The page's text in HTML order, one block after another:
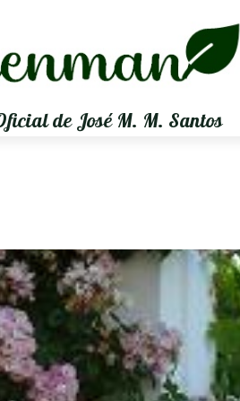
de José M. M. Santos